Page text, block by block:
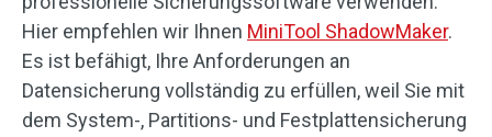
Hier empfehlen wir Ihnen MiniTool ShadowMaker.
Es ist befähigt, Ihre Anforderungen an
Datensicherung vollständig zu erfüllen, weil Sie mit
dem System-, Partitions- und Festplattensicherung